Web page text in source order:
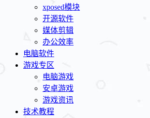
xposed模块
开源软件
媒体剪辑
办公效率
电脑软件
游戏专区
电脑游戏
安卓游戏
游戏资讯
技术教程